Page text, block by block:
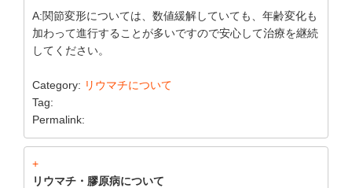
A:関節変形については、数値緩解していても、年齢変化も
加わって進行することが多いですので安心して治療を継続
してください。
Category: リウマチについて
Tag:
Permalink:
+
リウマチ・膠原病について